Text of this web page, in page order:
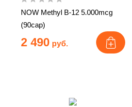
NOW Methyl B-12 5.000mcg
(90cap)
2 490 руб.